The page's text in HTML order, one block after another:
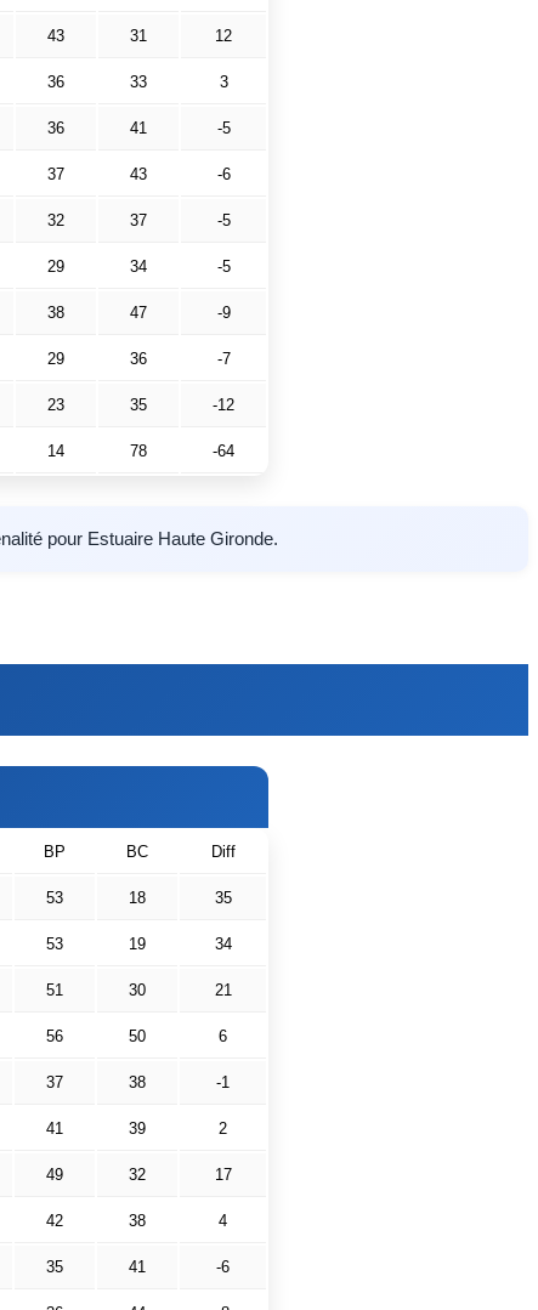
43 31 12
36 33 3
36 41 -5
37 43 -6
32 37 -5
29 34 -5
38 47 -9
29 36 -7
23 35 -12
14 78 -64
pour Estuaire Haute Gironde.
BP BC Diff
53 18 35
53 19 34
51 30 21
56 50 6
37 38 -1
41 39 2
49 32 17
42 38 4
35 41 -6